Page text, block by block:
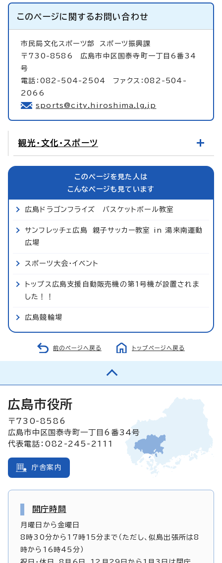
このページに関するお問い合わせ
市民局文化スポーツ部 スポーツ振興課
〒730-8586 広島市中区国泰寺町一丁目6番34
号
電話：082-504-2504 ファクス：082-504-
2066
sports@city.hiroshima.lg.jp
観光・文化・スポーツ
このページを見た人は
こんなページも見ています
広島ドラゴンフライズ バスケットボール教室
サンフレッチェ広島 親子サッカー教室 in 湯来南運動
広場
スポーツ大会・イベント
トップス広島支援自動販売機の第1号機が設置されま
した！！
広島競輪場
前のページへ戻る トップページへ戻る
広島市役所
〒730-8586
広島市中区国泰寺町一丁目6番34号
代表電話：082-245-2111
庁舎案内
開庁時間
月曜日から金曜日
8時30分から17時15分まで（ただし、似島出張所は8
時から16時45分）